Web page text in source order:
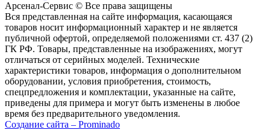
Aрсенал-Сервис © Все права защищены
Вся представленная на сайте информация, касающаяся
товаров носит информационный характер и не является
публичной офертой, определяемой положениями ст. 437 (2)
ГК РФ. Товары, представленные на изображениях, могут
отличаться от серийных моделей. Технические
характеристики товаров, информация о дополнительном
оборудовании, условия приобретения, стоимость,
спецпредложения и комплектации, указанные на сайте,
приведены для примера и могут быть изменены в любое
время без предварительного уведомления.
Создание сайта – Prominado